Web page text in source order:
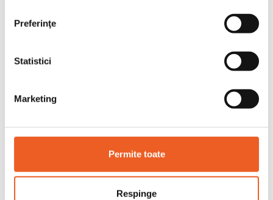
Preferinţe
Statistici
Marketing
Permite toate
Respinge
Abena Pants XL3 - Chiloti Incontinenta Adulti